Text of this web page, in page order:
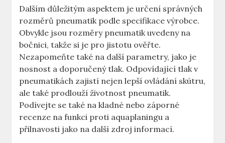
Dalším důležitým aspektem je určení správných
rozměrů pneumatik podle specifikace výrobce.
Obvykle jsou rozměry pneumatik uvedeny na
bočnici, takže si je pro jistotu ověřte.
Nezapomeňte také na další parametry, jako je
nosnost a doporučený tlak. Odpovídající tlak v
pneumatikách zajistí nejen lepší ovládání skútru,
ale také prodlouží životnost pneumatik.
Podívejte se také na kladné nebo záporné
recenze na funkci proti aquaplaningu a
přilnavosti jako na další zdroj informací.